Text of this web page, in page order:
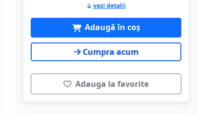
vezi detalii
Adaugă în coș
Cumpra acum
Adauga la favorite